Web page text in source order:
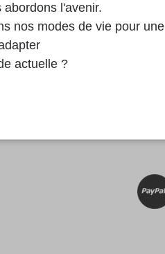
l'avenir.
nos modes de vie pour une
actuelle ?